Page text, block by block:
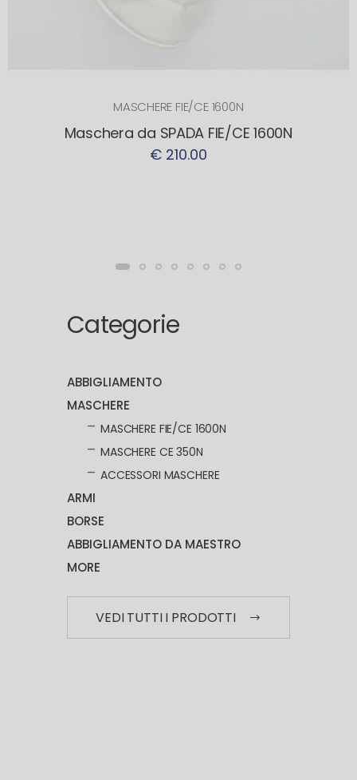
MASCHERE FIE/CE 1600N
Maschera da SPADA FIE/CE 1600N
€ 210.00
Categorie
ABBIGLIAMENTO
MASCHERE
MASCHERE FIE/CE 1600N
MASCHERE CE 350N
ACCESSORI MASCHERE
ARMI
BORSE
ABBIGLIAMENTO DA MAESTRO
MORE
VEDI TUTTI I PRODOTTI